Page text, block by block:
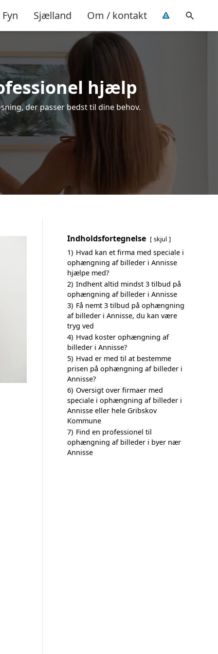
Fyn Sjælland Om / kontakt
hjælp
der passer bedst til dine behov.
Indholdsfortegnelse skjul
1) Hvad kan et firma med speciale i
ophængning af billeder i Annisse
hjælpe med?
2) Indhent altid mindst 3 tilbud på
ophængning af billeder i Annisse
3) Få nemt 3 tilbud på ophængning
af billeder i Annisse, du kan være
tryg ved
4) Hvad koster ophængning af
billeder i Annisse?
5) Hvad er med til at bestemme
prisen på ophængning af billeder i
Annisse?
6) Oversigt over firmaer med
speciale i ophængning af billeder i
Annisse eller hele Gribskov
Kommune
7) Find en professionel til
ophængning af billeder i byer nær
Annisse